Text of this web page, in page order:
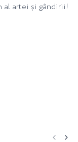
al artei și gândirii!